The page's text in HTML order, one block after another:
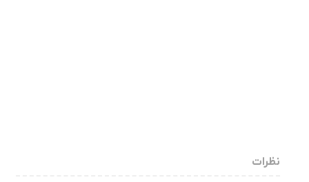
نظرات